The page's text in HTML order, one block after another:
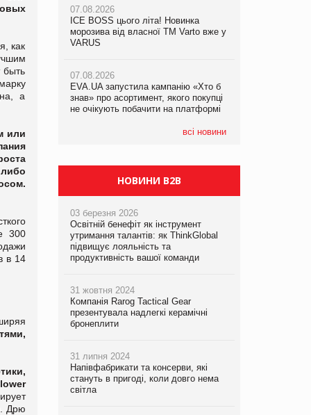
как
быть
а
или
300
в 14
Дрю
07.08.2026
ICE BOSS цього літа! Новинка
морозива від власної ТМ Varto вже у
VARUS
07.08.2026
EVA.UA запустила кампанію «Хто б
знав» про асортимент, якого покупці
не очікують побачити на платформі
всі новини
06.08.2026
Смачна новинка для хвостатих: у
VARUS з’явилися паучі Varto Paw
05.08.2026
Мережа супермаркетів VARUS купує
мережу магазинів формату
компанія налічуватиме 374 магазини
07.08.2026
Франція заборонила рекламні дзвінки
НОВИНИ B2B
03 березня 2026
Освітній бенефіт як інструмент
утримання талантів: як ThinkGlobal
підвищує лояльність та
продуктивність вашої команди
31 жовтня 2024
Компанія Rarog Tactical Gear
презентувала надлегкі керамічні
бронеплити
31 липня 2024
Напівфабрикати та консерви, які
стануть в пригоді, коли довго нема
світла